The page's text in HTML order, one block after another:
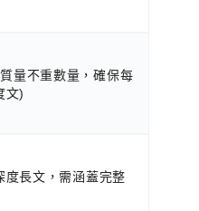
量不重數量，確保每
文)
度長文，需涵蓋完整